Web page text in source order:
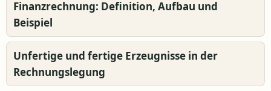
Finanzrechnung: Definition, Aufbau und
Beispiel
Unfertige und fertige Erzeugnisse in der
Rechnungslegung